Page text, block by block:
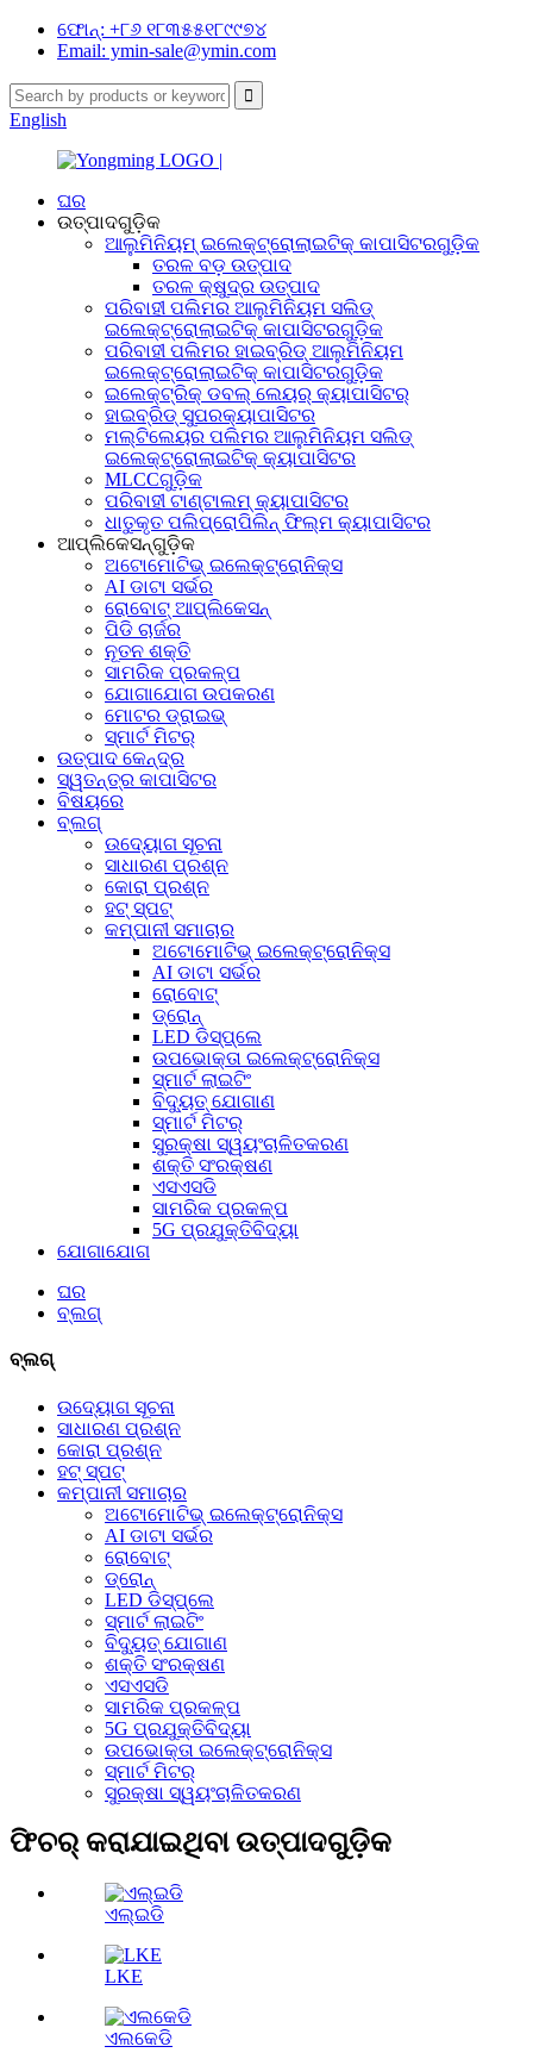
ଫୋନ୍: +୮୬ ୧୮୩୫୫୧୮୯୯୭୪
Email: ymin-sale@ymin.com
English
ଘର
ଉତ୍ପାଦଗୁଡ଼ିକ
ଆଲୁମିନିୟମ୍ ଇଲେକ୍ଟ୍ରୋଲାଇଟିକ୍ କାପାସିଟରଗୁଡ଼ିକ
ତରଳ ବଡ଼ ଉତ୍ପାଦ
ତରଳ କ୍ଷୁଦ୍ର ଉତ୍ପାଦ
ପରିବାହୀ ପଲିମର ଆଲୁମିନିୟମ ସଲିଡ୍
ଇଲେକ୍ଟ୍ରୋଲାଇଟିକ୍ କାପାସିଟରଗୁଡ଼ିକ
ପରିବାହୀ ପଲିମର ହାଇବ୍ରିଡ୍ ଆଲୁମିନିୟମ
ଇଲେକ୍ଟ୍ରୋଲାଇଟିକ୍ କାପାସିଟରଗୁଡ଼ିକ
ଇଲେକ୍ଟ୍ରିକ୍ ଡବଲ୍ ଲେୟର୍ କ୍ୟାପାସିଟର୍
ହାଇବ୍ରିଡ୍ ସୁପରକ୍ୟାପାସିଟର
ମଲ୍ଟିଲେୟର ପଲିମର ଆଲୁମିନିୟମ ସଲିଡ୍
ଇଲେକ୍ଟ୍ରୋଲାଇଟିକ୍ କ୍ୟାପାସିଟର
MLCCଗୁଡ଼ିକ
ପରିବାହୀ ଟାଣ୍ଟାଲମ୍ କ୍ୟାପାସିଟର
ଧାତୁକୃତ ପଲିପ୍ରୋପିଲିନ୍ ଫିଲ୍ମ କ୍ୟାପାସିଟର
ଆପ୍ଲିକେସନ୍‌ଗୁଡ଼ିକ
ଅଟୋମୋଟିଭ୍ ଇଲେକ୍ଟ୍ରୋନିକ୍ସ
AI ଡାଟା ସର୍ଭର
ରୋବୋଟ୍ ଆପ୍ଲିକେସନ୍
ପିଡି ଚାର୍ଜର
ନୂତନ ଶକ୍ତି
ସାମରିକ ପ୍ରକଳ୍ପ
ଯୋଗାଯୋଗ ଉପକରଣ
ମୋଟର ଡ୍ରାଇଭ୍
ସ୍ମାର୍ଟ ମିଟର୍
ଉତ୍ପାଦ କେନ୍ଦ୍ର
ସ୍ୱତନ୍ତ୍ର କାପାସିଟର
ବିଷୟରେ
ବ୍ଲଗ୍
ଉଦ୍ୟୋଗ ସୂଚନା
ସାଧାରଣ ପ୍ରଶ୍ନ
କୋରା ପ୍ରଶ୍ନ
ହଟ୍‍ ସ୍ପଟ୍‍
କମ୍ପାନୀ ସମାଚାର
ଅଟୋମୋଟିଭ୍ ଇଲେକ୍ଟ୍ରୋନିକ୍ସ
AI ଡାଟା ସର୍ଭର
ରୋବୋଟ୍
ଡ୍ରୋନ୍
LED ଡିସ୍‌ପ୍ଲେ
ଉପଭୋକ୍ତା ଇଲେକ୍ଟ୍ରୋନିକ୍ସ
ସ୍ମାର୍ଟ ଲାଇଟିଂ
ବିଦ୍ୟୁତ୍ ଯୋଗାଣ
ସ୍ମାର୍ଟ ମିଟର୍
ସୁରକ୍ଷା ସ୍ୱୟଂଚାଳିତକରଣ
ଶକ୍ତି ସଂରକ୍ଷଣ
ଏସଏସଡି
ସାମରିକ ପ୍ରକଳ୍ପ
5G ପ୍ରଯୁକ୍ତିବିଦ୍ୟା
ଯୋଗାଯୋଗ
ଘର
ବ୍ଲଗ୍
ବ୍ଲଗ୍
ଉଦ୍ୟୋଗ ସୂଚନା
ସାଧାରଣ ପ୍ରଶ୍ନ
କୋରା ପ୍ରଶ୍ନ
ହଟ୍‍ ସ୍ପଟ୍‍
କମ୍ପାନୀ ସମାଚାର
ଅଟୋମୋଟିଭ୍ ଇଲେକ୍ଟ୍ରୋନିକ୍ସ
AI ଡାଟା ସର୍ଭର
ରୋବୋଟ୍
ଡ୍ରୋନ୍
LED ଡିସ୍‌ପ୍ଲେ
ସ୍ମାର୍ଟ ଲାଇଟିଂ
ବିଦ୍ୟୁତ୍ ଯୋଗାଣ
ଶକ୍ତି ସଂରକ୍ଷଣ
ଏସଏସଡି
ସାମରିକ ପ୍ରକଳ୍ପ
5G ପ୍ରଯୁକ୍ତିବିଦ୍ୟା
ଉପଭୋକ୍ତା ଇଲେକ୍ଟ୍ରୋନିକ୍ସ
ସ୍ମାର୍ଟ ମିଟର୍
ସୁରକ୍ଷା ସ୍ୱୟଂଚାଳିତକରଣ
ଫିଚର୍ କରାଯାଇଥିବା ଉତ୍ପାଦଗୁଡ଼ିକ
ଏଲ୍ଇଡି
LKE
ଏଲକେଡି